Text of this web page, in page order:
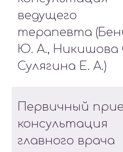
ведущего
терапевта
Ю. А., Никишова
Сулягина Е. А.)
Первичный
консультация
главного врача